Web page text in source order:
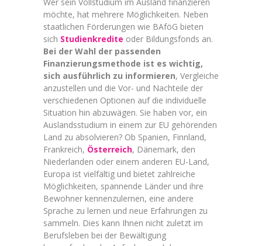
möchte, hat mehrere Möglichkeiten. Neben
staatlichen Förderungen wie BAföG bieten
sich Studienkredite oder Bildungsfonds an.
Bei der Wahl der passenden
Finanzierungsmethode ist es wichtig,
sich ausführlich zu informieren, Vergleiche
anzustellen und die Vor- und Nachteile der
verschiedenen Optionen auf die individuelle
Situation hin abzuwägen. Sie haben vor, ein
Auslandsstudium in einem zur EU gehörenden
Land zu absolvieren? Ob Spanien, Finnland,
Frankreich, Österreich, Dänemark, den
Niederlanden oder einem anderen EU-Land,
Europa ist vielfältig und bietet zahlreiche
Möglichkeiten, spannende Länder und ihre
Bewohner kennenzulernen, eine andere
Sprache zu lernen und neue Erfahrungen zu
sammeln. Dies kann Ihnen nicht zuletzt im
Berufsleben bei der Bewältigung